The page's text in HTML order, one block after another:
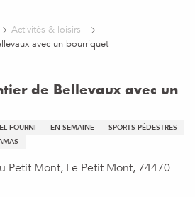
Activités & loisirs
avec un bourriquet
de Bellevaux avec un
FOURNI EN SEMAINE
SPORTS PÉDESTRES
Petit Mont, Le Petit Mont, 74470